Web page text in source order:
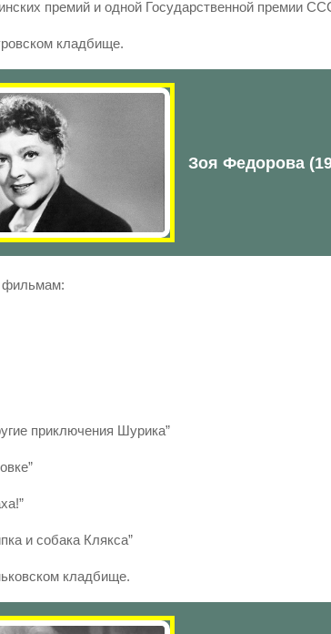
премий и одной Государственной премии
кладбище.
Зоя Федорова
фильмам:
приключения Шурика”
и собака Клякса”
кладбище.